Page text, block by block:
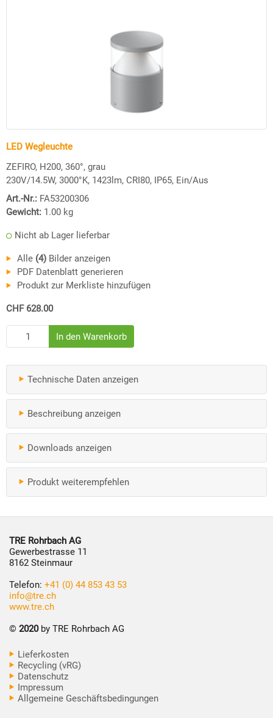
LED Wegleuchte
ZEFIRO, H200, 360°, grau
230V/14.5W, 3000°K, 1423lm, CRI80, IP65, Ein/Aus
Art.-Nr.: FA53200306
Gewicht: 1.00 kg
Nicht ab Lager lieferbar
Alle (4) Bilder anzeigen
PDF Datenblatt generieren
Produkt zur Merkliste hinzufügen
CHF 628.00
Technische Daten anzeigen
Beschreibung anzeigen
Downloads anzeigen
Produkt weiterempfehlen
TRE Rohrbach AG
Gewerbestrasse 11
8162 Steinmaur
Telefon: +41 (0) 44 853 43 53
info@tre.ch
www.tre.ch
© 2020by TRE Rohrbach AG
Lieferkosten
Recycling (vRG)
Datenschutz
Impressum
Allgemeine Geschäftsbedingungen